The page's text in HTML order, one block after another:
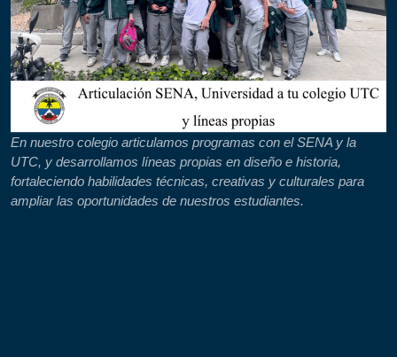
En nuestro colegio articulamos programas con el SENA y la
UTC, y desarrollamos líneas propias en diseño e historia,
fortaleciendo habilidades técnicas, creativas y culturales para
ampliar las oportunidades de nuestros estudiantes.